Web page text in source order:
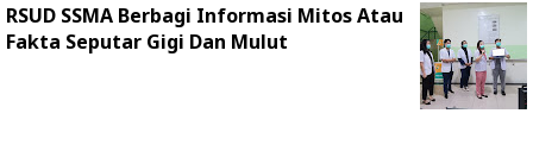
RSUD SSMA Berbagi Informasi Mitos Atau
Fakta Seputar Gigi Dan Mulut